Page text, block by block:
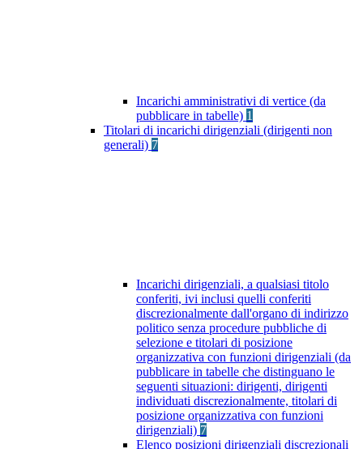
Incarichi amministrativi di vertice (da
pubblicare in tabelle) 1
Titolari di incarichi dirigenziali (dirigenti non
generali) 7
Incarichi dirigenziali, a qualsiasi titolo
conferiti, ivi inclusi quelli conferiti
discrezionalmente dall'organo di indirizzo
politico senza procedure pubbliche di
selezione e titolari di posizione
organizzativa con funzioni dirigenziali (da
pubblicare in tabelle che distinguano le
seguenti situazioni: dirigenti, dirigenti
individuati discrezionalmente, titolari di
posizione organizzativa con funzioni
dirigenziali) 7
Elenco posizioni dirigenziali discrezionali